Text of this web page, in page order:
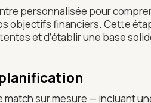
personnalisée pour
objectifs financiers. Cette
et d’établir une base
sur mesure — incluant